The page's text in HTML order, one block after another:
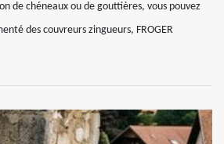
de chéneaux ou de gouttières, vous pouvez
des couvreurs zingueurs, FROGER